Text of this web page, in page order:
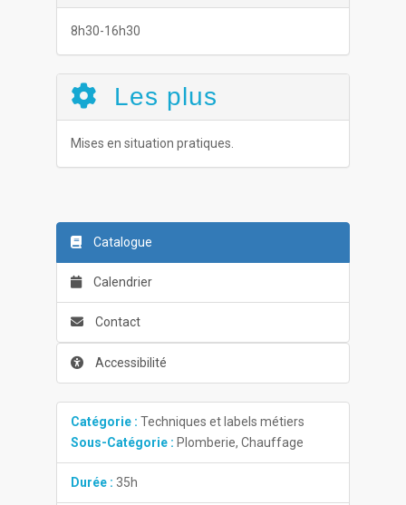
8h30-16h30
Les plus
Mises en situation pratiques.
Catalogue
Calendrier
Contact
Accessibilité
Catégorie : Techniques et labels métiers
Sous-Catégorie : Plomberie, Chauffage
Durée : 35h